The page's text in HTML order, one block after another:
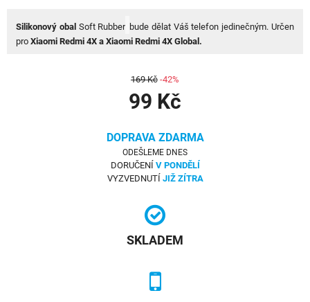
Silikonový obal Soft Rubber bude dělat Váš telefon jedinečným. Určen
proXiaomi Redmi 4X a Xiaomi Redmi 4X Global.
169 Kč -42%
99 Kč
DOPRAVA ZDARMA
ODEŠLEME DNES
DORUČENÍ V PONDĚLÍ
VYZVEDNUTÍ JIŽ ZÍTRA
SKLADEM